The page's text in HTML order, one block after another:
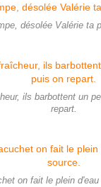
désolée Valérie ta
ils barbottent un
repart.
on fait le plein